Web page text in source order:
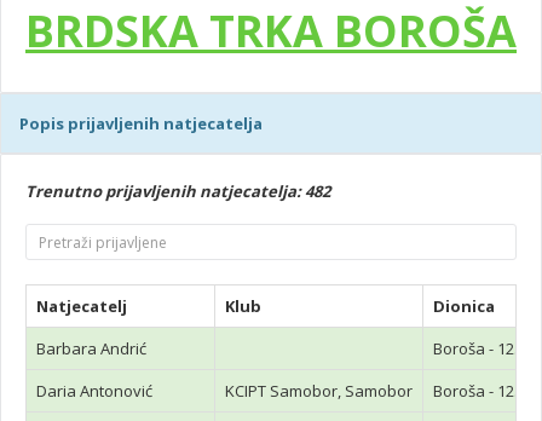
BRDSKA TRKA BOROŠA
Popis prijavljenih natjecatelja
Trenutno prijavljenih natjecatelja: 482
Natjecatelj Klub
Dionica
Barbara Andrić
Boroša -
Daria Antonović
KCIPT Samobor, Samobor
Boroša -